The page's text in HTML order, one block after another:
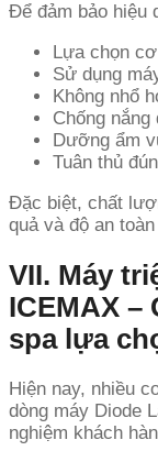
Để đảm bảo hiệu
Lựa chọn
Sử dụng
Không nhổ
Chống nắng
Dưỡng ẩm
Tuân thủ
Đặc biệt, chất
quả và độ an
VII. Máy
ICEMAX
spa lựa
Hiện nay, nhiều
dòng máy Diode
nghiệm khách